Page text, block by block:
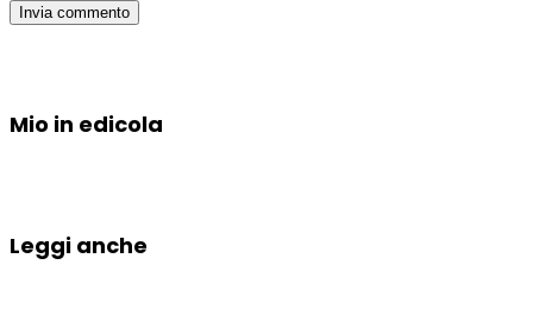
Mio in edicola
Leggi anche